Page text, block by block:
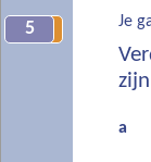
55 Je
a